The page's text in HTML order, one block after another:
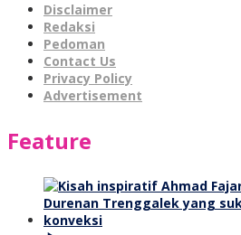
Disclaimer
Redaksi
Pedoman
Contact Us
Privacy Policy
Advertisement
Feature